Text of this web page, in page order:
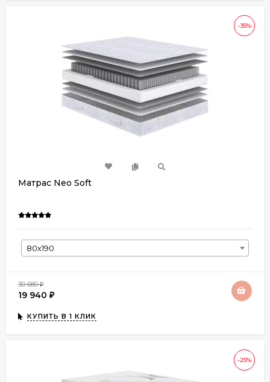
-35%
Матрас Neo Soft
80х190
30 680₽
19 940 ₽
КУПИТЬ В 1 КЛИК
-25%